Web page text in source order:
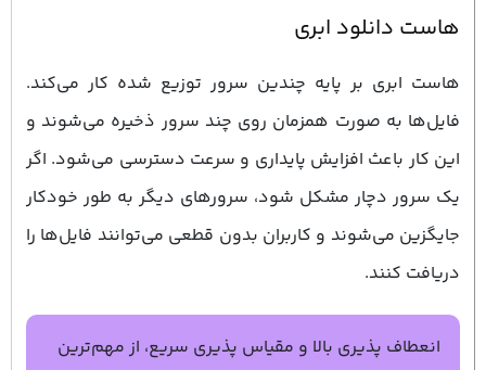
هاست دانلود ابری
هاست ابری بر پایه چندین سرور توزیع ‌شده کار می‌کند.
فایل‌ها به صورت همزمان روی چند سرور ذخیره می‌شوند و
این کار باعث افزایش پایداری و سرعت دسترسی می‌شود. اگر
یک سرور دچار مشکل شود، سرورهای دیگر به ‌طور خودکار
جایگزین می‌شوند و کاربران بدون قطعی می‌توانند فایل‌ها را
دریافت کنند.
انعطاف ‌پذیری بالا و مقیاس ‌پذیری سریع، از مهم‌ترین